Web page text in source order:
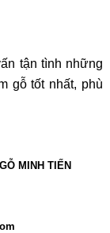
tận tình những
gỗ tốt nhất, phù
MINH TIẾN